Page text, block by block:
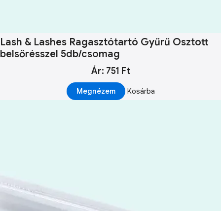
Lash & Lashes Ragasztótartó Gyűrű Osztott
belsőrésszel 5db/csomag
Ár: 751 Ft
Megnézem Kosárba